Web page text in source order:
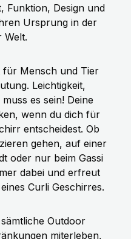
Funktion, Design und
Ursprung in der
Welt.
für Mensch und Tier
Leichtigkeit,
es sein! Deine
wenn du dich für
entscheidest. Ob
gehen, auf einer
oder nur beim Gassi
dabei und erfreut
Curli Geschirres.
Outdoor
miterleben,